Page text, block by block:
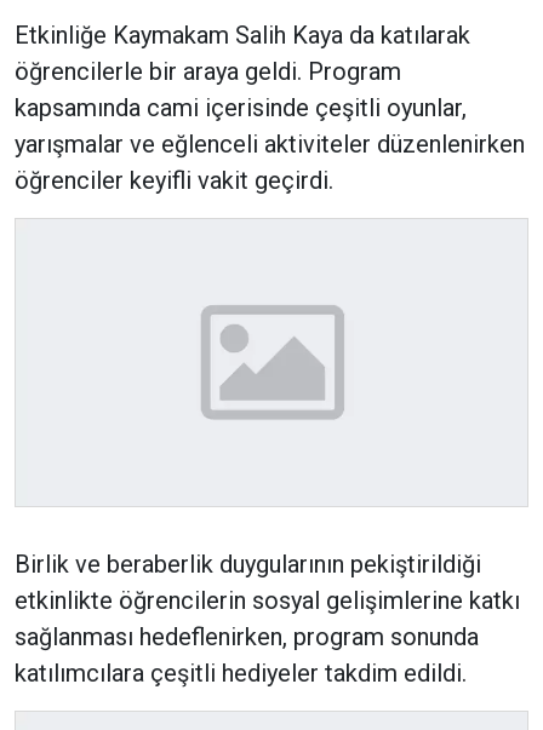
Etkinliğe Kaymakam Salih Kaya da katılarak
öğrencilerle bir araya geldi. Program
kapsamında cami içerisinde çeşitli oyunlar,
yarışmalar ve eğlenceli aktiviteler düzenlenirken
öğrenciler keyifli vakit geçirdi.
Birlik ve beraberlik duygularının pekiştirildiği
etkinlikte öğrencilerin sosyal gelişimlerine katkı
sağlanması hedeflenirken, program sonunda
katılımcılara çeşitli hediyeler takdim edildi.